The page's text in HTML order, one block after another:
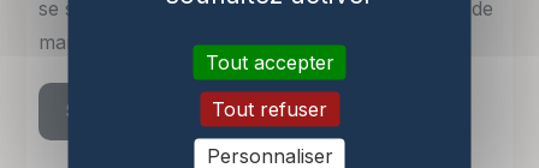
se saisir aujourd’hui, dans des environnements de
marchés qui évoluent rapidement.
S’inscrire
Tout accepter
Tout refuser
Personnaliser